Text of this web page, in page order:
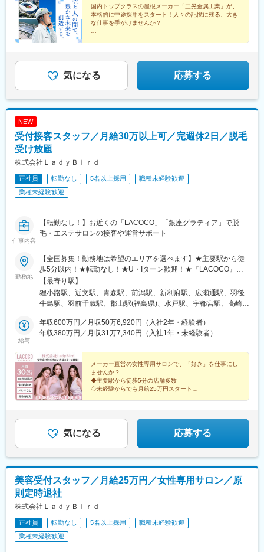
所長崎営業所熊本営業所鹿児島営業所沖縄営業所■北海道エリア北
海道支店旭川営業所北見営業所釧路営業所帯広営業所函館営業所
江別製作所建材北海道（江別製作所内）■東北エリア東北支店郡山
営業所盛岡営業所青森営業所秋田営業所※受動喫煙対策：敷地内す
路駅、帯広駅、五稜郭公園前駅、郡山駅(福島県)、仙北町駅、筒井
駅(青森県)、泉外旭川駅、高砂駅(北海道)、籠原駅、勝間駅、三田
駅(東京都)、大須観音駅、銀山町駅、西小倉駅、宇都宮駅東口駅、
西松本駅、新千葉駅、立川南駅、膳所駅、三宮駅(神戸新交通)、八
駅、関内駅、松川町駅、平和通駅、宇都宮駅、千葉みなと駅、立
川駅、京阪膳所駅、三ノ宮駅、畝傍駅、大街道駅、長崎大学駅、
国内トップクラスの屋根メーカー「三晃金属工業」が、
本格的に中途採用をスタート！人々の記憶に残る、大き
な仕事を手がけませんか？
◎スキルに合わせた研修
◎年間休日128日
◎5日以上の連休OK
気になる 応募する
NEW
受付接客スタッフ／月給30万以上可／完週休2日／脱毛
受け放題
株式会社ＬａｄｙＢｉｒｄ
正社員 転勤なし 5名以上採用
職種未経験歓迎
業種未経験歓迎
仕事内容
【転勤なし！】お近くの「LACOCO」「銀座グラティア」で脱
毛・エステサロンの接客や運営サポート
勤務地
【全国募集！勤務地は希望のエリアを選べます】★主要駅から徒
歩5分以内！★転勤なし！★U・Iターン歓迎！★『LACOCO』
『銀座グラティア』で活躍！★自動車通勤可〈エリア〉■北海道・
東北エリア北海道／青森県／岩手県／宮城県／秋田県／山形県／
福島県■関東エリア東京都／神奈川県／千葉県／埼玉県／群馬県／
梨県／岐阜県／静岡県／愛知県■近畿エリア大阪府／京都府／滋賀
県／兵庫県／奈良県■中国・四国エリア島根県／鳥取県／岡山県／
県／長崎県／大分県／熊本県／宮崎県／鹿児島県／沖縄県《全国
で勤務OK》▼店舗の詳細はHPをご確認ください▼https://la-
coco.com/salon/
【最寄り駅】
狸小路駅、近文駅、青森駅、前潟駅、新利府駅、広瀬通駅、羽後
牛島駅、羽前千歳駅、郡山駅(福島県)、水戸駅、宇都宮駅、高崎
ケ谷駅、葭川公園駅、柏駅、君津駅、渋谷駅、新宿三丁目駅、銀
座駅、町田駅、吉祥寺駅、池袋駅、赤羽駅、立川北駅、横浜駅、
野々市駅(ＩＲいしかわ鉄道線)、越前新保駅、国母駅、美濃青柳
駅、西掛川駅、沼津駅、新静岡駅、高塚駅、新富士駅(静岡県)、三
河安城駅、美合駅、八幡駅(愛知県)、豊田市駅、星ケ丘駅(愛知
県)、名鉄名古屋駅、瀬田駅(滋賀県)、京都駅、高槻駅、河内天美
駅、岡田浦駅、大阪阿部野橋駅、大阪難波駅、東梅田駅、千里中
西大寺駅、伯耆大山駅、湖山駅、高浜駅(島根県)、岡山駅前駅、北
長瀬駅、倉敷駅、東津山駅、八丁堀駅(広島県)、福山駅、勝瑞駅、
西駅、西４丁目駅、青葉通一番町駅、宇都宮駅東口駅、本川越
駅、千葉中央駅、新宿駅(東京メトロ)、東銀座駅、井の頭公園駅、
東池袋駅、赤羽岩淵駅、立川駅、神奈川駅、溝の口駅、川崎駅、
グランドプラザ前駅、静岡駅、新豊田駅、近鉄名古屋駅、七条
駅、高槻市駅、天王寺駅前駅、なんば駅(地下鉄)、北新地駅、千里
中央駅(大阪モノレール)、元町駅(兵庫県)、山陽姫路駅、西田原本
駅、岡山駅、倉敷市駅、立町駅、片原町駅(香川県)、県庁前駅(愛
給与
年収600万円／月収50万6,920円（入社2年・経験者）
年収380万円／月収31万7,340円（入社1年・未経験者）
メーカー直営の女性専用サロンで、「好き」を仕事にし
ませんか？
◆主要駅から徒歩5分の店舗多数
◇未経験からでも月給25万円スタート
気になる 応募する
美容受付スタッフ／月給25万円／女性専用サロン／原
則定時退社
株式会社ＬａｄｙＢｉｒｄ
正社員 転勤なし 5名以上採用
職種未経験歓迎
業種未経験歓迎